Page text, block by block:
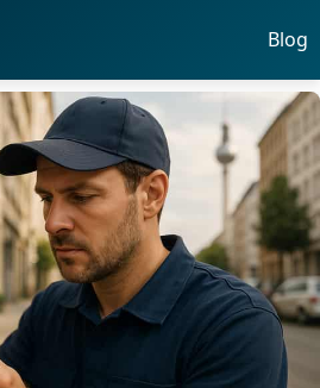
Blog